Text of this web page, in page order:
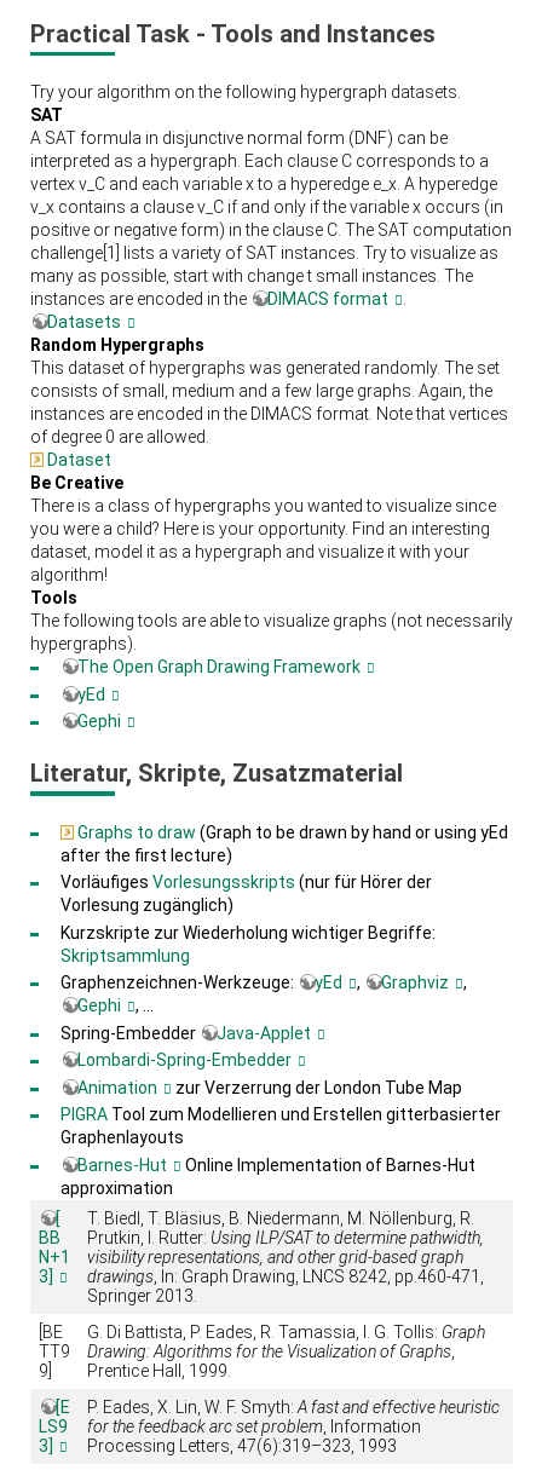
Practical Task - Tools and Instances
Try your algorithm on the following hypergraph datasets.
SAT
A SAT formula in disjunctive normal form (DNF) can be
interpreted as a hypergraph. Each clause C corresponds to a
vertex v_C and each variable x to a hyperedge e_x. A hyperedge
v_x contains a clause v_C if and only if the variable x occurs (in
positive or negative form) in the clause C. The SAT computation
challenge[1] lists a variety of SAT instances. Try to visualize as
many as possible, start with change t small instances. The
instances are encoded in the
DIMACS format
.
Datasets
Random Hypergraphs
This dataset of hypergraphs was generated randomly. The set
consists of small, medium and a few large graphs. Again, the
instances are encoded in the DIMACS format. Note that vertices
of degree 0 are allowed.
Dataset
Be Creative
There is a class of hypergraphs you wanted to visualize since
you were a child? Here is your opportunity. Find an interesting
dataset, model it as a hypergraph and visualize it with your
algorithm!
Tools
The following tools are able to visualize graphs (not necessarily
hypergraphs).
The Open Graph Drawing Framework
yEd
Gephi
Literatur, Skripte, Zusatzmaterial
Graphs to draw (Graph to be drawn by hand or using yEd
after the first lecture)
Vorläufiges Vorlesungsskripts (nur für Hörer der
Vorlesung zugänglich)
Kurzskripte zur Wiederholung wichtiger Begriffe:
Skriptsammlung
Graphenzeichnen-Werkzeuge:
yEd , Graphviz
,
Gephi
, …
Spring-Embedder
Java-Applet
Lombardi-Spring-Embedder
Animation
zur Verzerrung der London Tube Map
PIGRATool zum Modellieren und Erstellen gitterbasierter
Graphenlayouts
Barnes-Hut
Online Implementation of Barnes-Hut
approximation
[
BB
N+1
3]
T. Biedl, T. Bläsius, B. Niedermann, M. Nöllenburg, R.
Prutkin, I. Rutter: Using ILP/SAT to determine pathwidth,
visibility representations, and other grid-based graph
drawings, In: Graph Drawing, LNCS 8242, pp.460-471,
Springer 2013.
[BE
TT9
9]
G. Di Battista, P. Eades, R. Tamassia, I. G. Tollis: Graph
Drawing: Algorithms for the Visualization of Graphs,
Prentice Hall, 1999.
[E
LS9
3]
P. Eades, X. Lin, W. F. Smyth: A fast and effective heuristic
for the feedback arc set problem, Information
Processing Letters, 47(6):319–323, 1993